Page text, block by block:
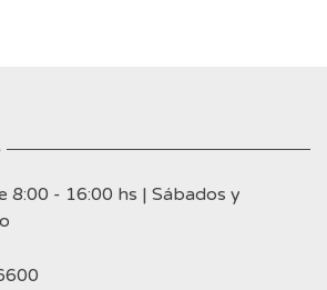
8:00 - 16:00 hs | Sábados y